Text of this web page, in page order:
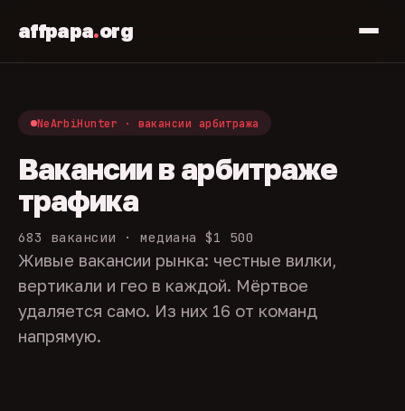
affpapa.org
NeArbiHunter · вакансии арбитража
Вакансии в арбитраже
трафика
683 вакансии · медиана $1 500
Живые вакансии рынка: честные вилки,
вертикали и гео в каждой. Мёртвое
удаляется само. Из них 16 от команд
напрямую.